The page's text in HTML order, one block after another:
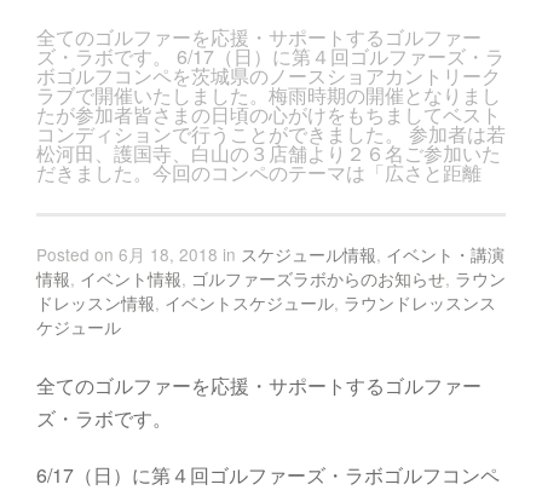
全てのゴルファーを応援・サポートするゴルファー
ズ・ラボです。 6/17（日）に第４回ゴルファーズ・ラ
ボゴルフコンペを茨城県のノースショアカントリーク
ラブで開催いたしました。梅雨時期の開催となりまし
たが参加者皆さまの日頃の心がけをもちましてベスト
コンディションで行うことができました。 参加者は若
松河田、護国寺、白山の３店舗より２６名ご参加いた
だきました。今回のコンペのテーマは「広さと距離
Posted on 6月 18, 2018 in スケジュール情報, イベント・講演
情報, イベント情報, ゴルファーズラボからのお知らせ, ラウン
ドレッスン情報, イベントスケジュール, ラウンドレッスンス
ケジュール
全てのゴルファーを応援・サポートするゴルファー
ズ・ラボです。
6/17（日）に第４回ゴルファーズ・ラボゴルフコンペ